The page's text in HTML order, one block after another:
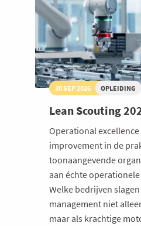
30 SEP 2026 OPLEIDING
Lean Scouting
Operational
improvement in de
toonaangevende
aan échte
Welke bedrijven
management niet
maar als krachtige